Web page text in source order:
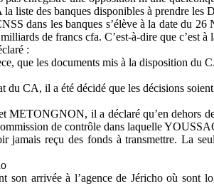
liste des banques disponibles à prendre les
dans les banques s’élève à la date du
de francs cfa. C’est-à-dire que c’est
:
que les documents mis à la disposition du
du CA, il a été décidé que les décisions
METONGNON, il a déclaré qu’en dehors
de contrôle dans laquelle
jamais reçu des fonds à transmettre. La
son arrivée à l’agence de Jéricho où